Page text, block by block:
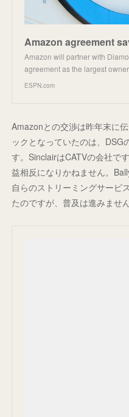
Amazon will partner with
agreement as the largest
ESPN.com
Amazonとの交渉は昨年末に
ックとなっていたのは、DSG
す。SinclairはCATVの会社で
益相反になりかねません。
自らのストリーミングサービ
たのですが、普及は進みませ